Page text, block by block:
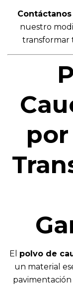
nuestro
transformar
El polvo de
un material